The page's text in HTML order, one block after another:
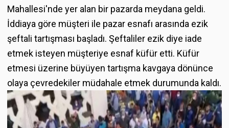
Mahallesi'nde yer alan bir pazarda meydana geldi.
İddiaya göre müşteri ile pazar esnafı arasında ezik
şeftali tartışması başladı. Şeftaliler ezik diye iade
etmek isteyen müşteriye esnaf küfür etti. Küfür
etmesi üzerine büyüyen tartışma kavgaya dönünce
olaya çevredekiler müdahale etmek durumunda kaldı.